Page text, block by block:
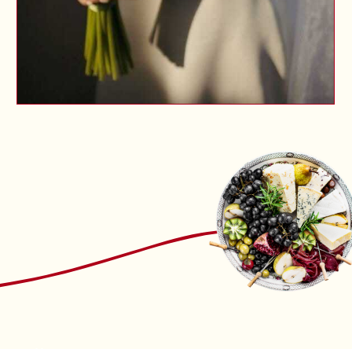
Специальная акция:
Приобретите второй костюм
со скидкой 50%!
Ждём вас ежедневно с 9:00
до 21:00 по адресу: ул. Шамиля